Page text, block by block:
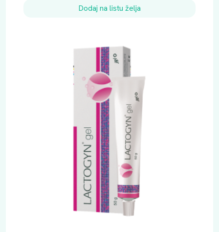
Dodaj na listu želja